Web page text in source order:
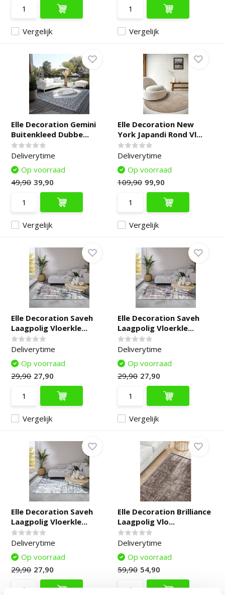
Vergelijk Vergelijk
Elle Decoration Gemini
Buitenkleed Dubbe...
Deliverytime
Vergelijk
Op voorraad
49,90 39,90
Elle Decoration New
York Japandi Rond Vl...
Deliverytime
Vergelijk
Op voorraad
109,90 99,90
Elle Decoration Saveh
Laagpolig Vloerkle...
Deliverytime
Vergelijk
Op voorraad
29,90 27,90
Elle Decoration Saveh
Laagpolig Vloerkle...
Deliverytime
Vergelijk
Op voorraad
29,90 27,90
Elle Decoration Saveh
Laagpolig Vloerkle...
Deliverytime
Op voorraad
29,90 27,90
Elle Decoration Brilliance
Laagpolig Vlo...
Deliverytime
Op voorraad
59,90 54,90